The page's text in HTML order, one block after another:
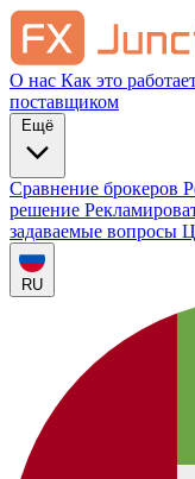
О нас Как это
поставщиком
Сравнение брокеров
решение
задаваемые вопросы
RU